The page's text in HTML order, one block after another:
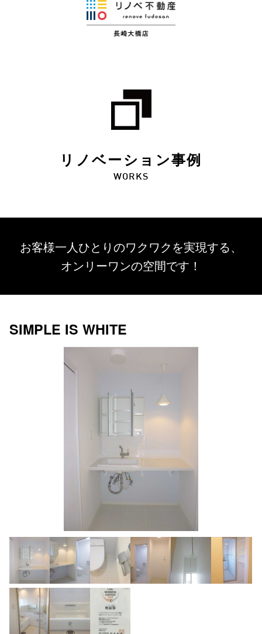
リノベーション事例
WORKS
お客様一人ひとりのワクワクを実現する、
オンリーワンの空間です！
SIMPLE IS WHITE